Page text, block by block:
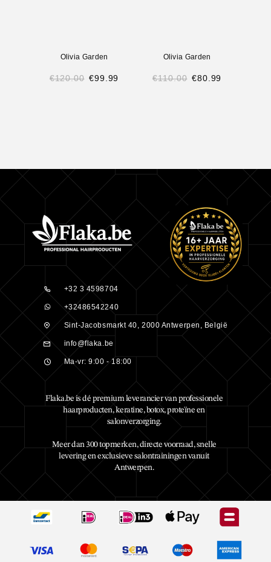
Olivia Garden
€120.00 €99.99
Olivia Garden
€110.00 €80.99
+32 3 4598704
+32486542240
Sint-Jacobsmarkt 40, 2000 Antwerpen, België
info@flaka.be
Ma-vr: 9:00 - 18:00
Flaka.be is dé premium leverancier van professionele
haarproducten, keratine, botox, proteïne en
salonverzorging.
Meer dan 300 topmerken, directe voorraad, snelle
levering en exclusieve salontrainingen vanuit
Antwerpen.